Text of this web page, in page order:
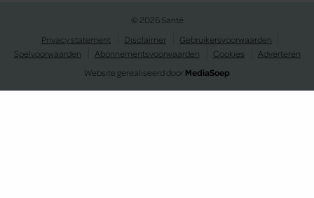
© 2026 Santé
Privacy statement
Disclaimer
Gebruikersvoorwaarden
Spelvoorwaarden
Abonnementsvoorwaarden Cookies
Adverteren
Website gerealiseerd doorMediaSoep